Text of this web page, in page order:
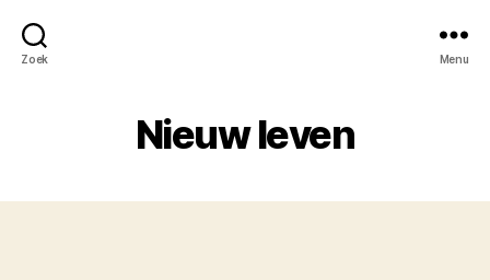
Zoek Menu
Nieuw leven